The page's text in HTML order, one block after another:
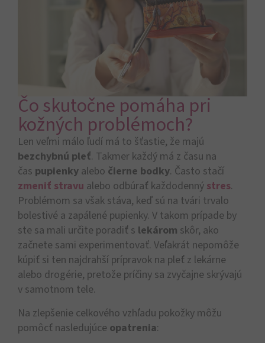
Čo skutočne pomáha pri
kožných problémoch?
Len veľmi málo ľudí má to šťastie, že majú
bezchybnú pleť. Takmer každý má z času na
čas pupienky alebo čierne bodky. Často stačí
zmeniť stravu alebo odbúrať každodenný stres.
Problémom sa však stáva, keď sú na tvári trvalo
bolestivé a zapálené pupienky. V takom prípade by
ste sa mali určite poradiť s lekárom skôr, ako
začnete sami experimentovať. Veľakrát nepomôže
kúpiť si ten najdrahší prípravok na pleť z lekárne
alebo drogérie, pretože príčiny sa zvyčajne skrývajú
v samotnom tele.
Na zlepšenie celkového vzhľadu pokožky môžu
pomôcť nasledujúce opatrenia: